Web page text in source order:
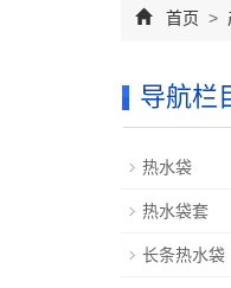
首页 >
导航栏
热水袋
热水袋套
长条热水袋